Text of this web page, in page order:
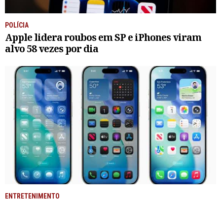
POLÍCIA
Apple lidera roubos em SP e iPhones viram
alvo 58 vezes por dia
ENTRETENIMENTO